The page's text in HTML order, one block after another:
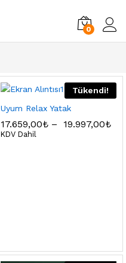
0
Tükendi!
Uyum Relax Yatak
17.659,00₺– 19.997,00₺
KDV Dahil